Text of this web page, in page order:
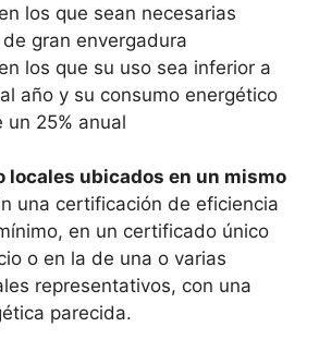
los que sean necesarias
gran envergadura
los que su uso sea inferior a
año y su consumo energético
un 25% anual
locales ubicados en un mismo
una certificación de eficiencia
en un certificado único
o en la de una o varias
representativos, con una
parecida.